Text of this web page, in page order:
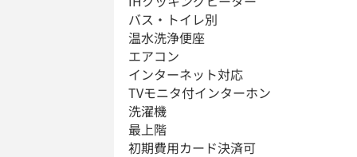
バス・トイレ別
温水洗浄便座
エアコン
インターネット対応
TVモニタ付インターホン
洗濯機
最上階
初期費用カード決済可